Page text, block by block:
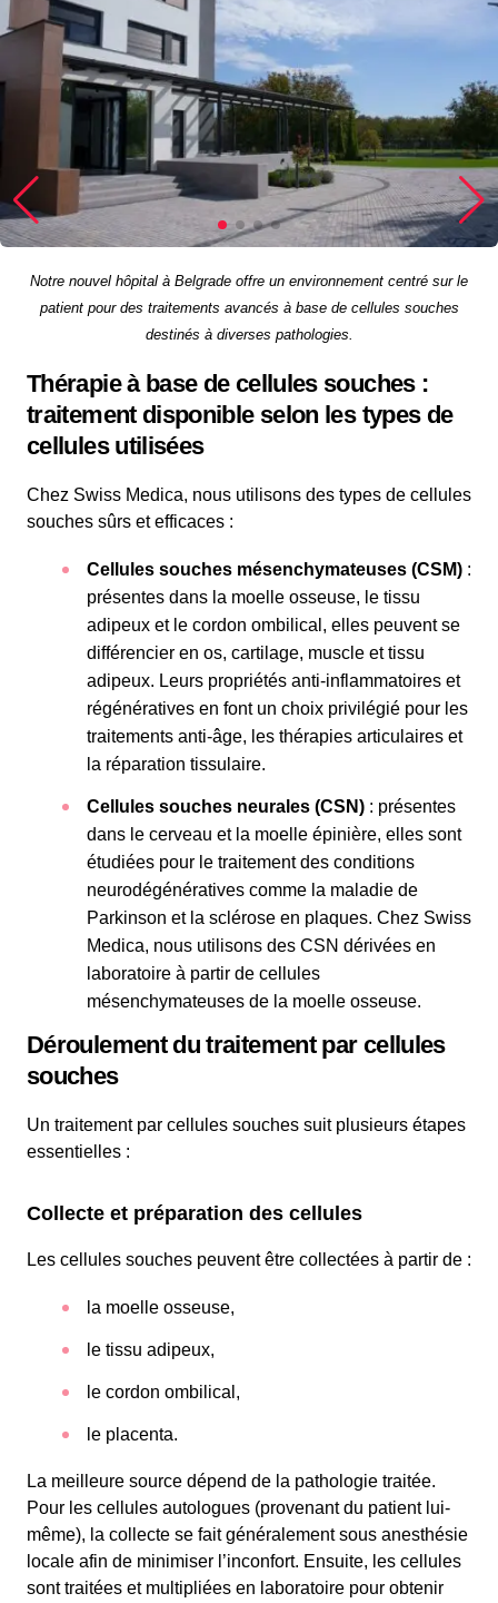
Notre nouvel hôpital à Belgrade offre un environnement centré sur le
patient pour des traitements avancés à base de cellules souches
destinés à diverses pathologies.
Thérapie à base de cellules souches :
traitement disponible selon les types de
cellules utilisées
Chez Swiss Medica, nous utilisons des types de cellules
souches sûrs et efficaces :
Cellules souches mésenchymateuses (CSM) :
présentes dans la moelle osseuse, le tissu
adipeux et le cordon ombilical, elles peuvent se
différencier en os, cartilage, muscle et tissu
adipeux. Leurs propriétés anti-inflammatoires et
régénératives en font un choix privilégié pour les
traitements anti-âge, les thérapies articulaires et
la réparation tissulaire.
Cellules souches neurales (CSN) : présentes
dans le cerveau et la moelle épinière, elles sont
étudiées pour le traitement des conditions
neurodégénératives comme la maladie de
Parkinson et la sclérose en plaques. Chez Swiss
Medica, nous utilisons des CSN dérivées en
laboratoire à partir de cellules
mésenchymateuses de la moelle osseuse.
Déroulement du traitement par cellules
souches
Un traitement par cellules souches suit plusieurs étapes
essentielles :
Collecte et préparation des cellules
Les cellules souches peuvent être collectées à partir de :
la moelle osseuse,
le tissu adipeux,
le cordon ombilical,
le placenta.
La meilleure source dépend de la pathologie traitée.
Pour les cellules autologues (provenant du patient lui-
même), la collecte se fait généralement sous anesthésie
locale afin de minimiser l’inconfort. Ensuite, les cellules
sont traitées et multipliées en laboratoire pour obtenir